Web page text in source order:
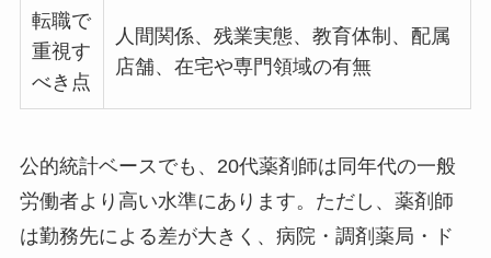
転職で
重視す
べき点
人間関係、残業実態、教育体制、配属
店舗、在宅や専門領域の有無
公的統計ベースでも、20代薬剤師は同年代の一般
労働者より高い水準にあります。ただし、薬剤師
は勤務先による差が大きく、病院・調剤薬局・ド